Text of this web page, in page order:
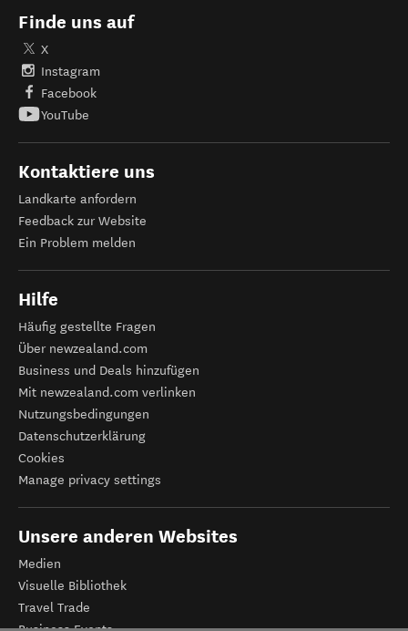
Finde uns auf
X
Instagram
Facebook
YouTube
Kontaktiere uns
Landkarte anfordern
Feedback zur Website
Ein Problem melden
Hilfe
Häufig gestellte Fragen
Über newzealand.com
Business und Deals hinzufügen
Mit newzealand.com verlinken
Nutzungsbedingungen
Datenschutzerklärung
Cookies
Manage privacy settings
Unsere anderen Websites
Medien
Visuelle Bibliothek
Travel Trade